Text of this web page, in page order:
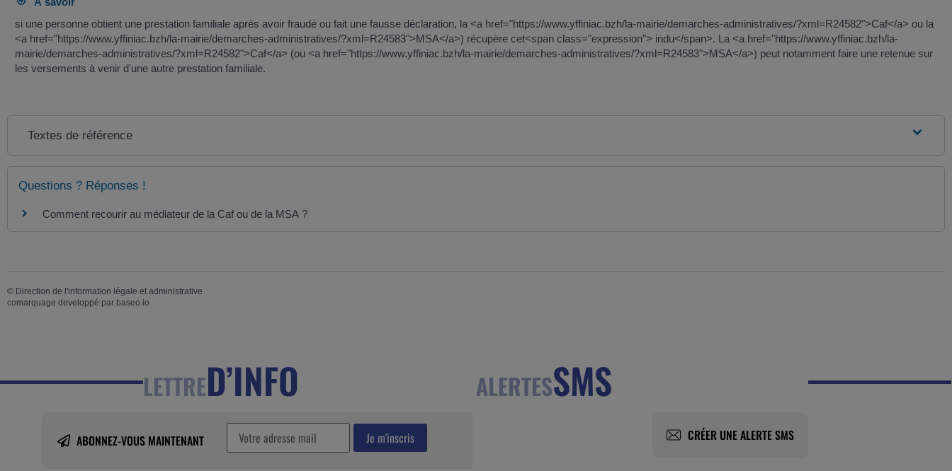
si une personne obtient une prestation familiale après avoir fraudé ou fait une fausse déclaration, la <a href="https://www.yffiniac.bzh/la-mairie/demarches-administratives/?xml=R24582">Caf</a> ou la
<a href="https://www.yffiniac.bzh/la-mairie/demarches-administratives/?xml=R24583">MSA</a>) récupère cet<span class="expression"> indu</span>. La <a href="https://www.yffiniac.bzh/la-
mairie/demarches-administratives/?xml=R24582">Caf</a> (ou <a href="https://www.yffiniac.bzh/la-mairie/demarches-administratives/?xml=R24583">MSA</a>) peut notamment faire une retenue sur
les versements à venir d'une autre prestation familiale.
Textes de référence
Questions ? Réponses !
Comment recourir au médiateur de la Caf ou de la MSA ?
© Direction de l'information légale et administrative
comarquage developpé par baseo.io
LETTRED’INFO
ABONNEZ-VOUS MAINTENANT
ALERTESSMS
CRÉER UNE ALERTE SMS